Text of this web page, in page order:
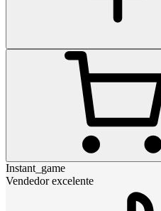
Instant_game
Vendedor excelente